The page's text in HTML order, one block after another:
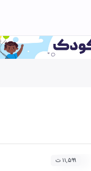
۱۱,۵۹۹ ت